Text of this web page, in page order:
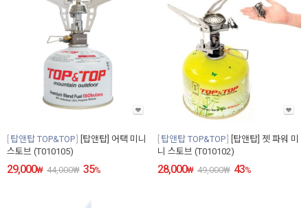
탑앤탑 TOP&TOP
[탑앤탑] 어택 미니
스토브 (T010105)
29,000₩ 44,000₩ 35%
탑앤탑 TOP&TOP
[탑앤탑] 젯 파워 미
니 스토브 (T010102)
28,000₩ 49,000₩ 43%